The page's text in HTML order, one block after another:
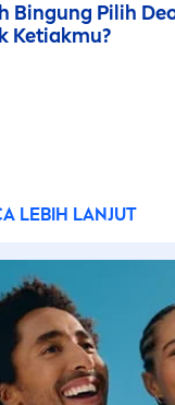
Bingung Pilih
Ketiakmu?
LEBIH LANJUT